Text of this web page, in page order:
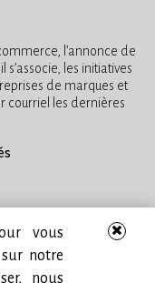
l’annonce de
les initiatives
de marques et
courriel les dernières
vous
notre
nous